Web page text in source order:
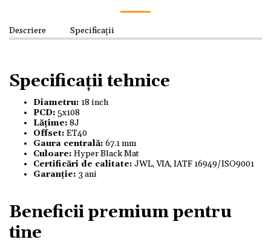
Descriere Specificații
Specificații tehnice
Diametru: 18 inch
PCD: 5x108
Lățime: 8J
Offset: ET40
Gaura centrală: 67.1 mm
Culoare: Hyper Black Mat
Certificări de calitate: JWL, VIA, IATF 16949/ISO9001
Garanție: 3 ani
Beneficii premium pentru
tine